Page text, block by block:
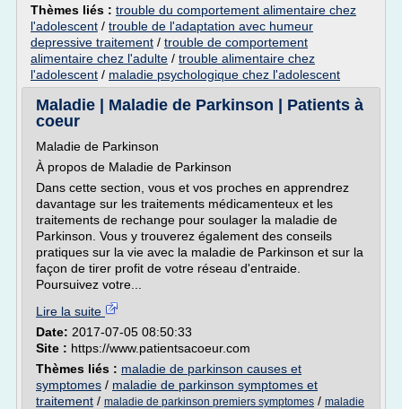
Thèmes liés : trouble du comportement alimentaire chez
l'adolescent / trouble de l'adaptation avec humeur
depressive traitement / trouble de comportement
alimentaire chez l'adulte / trouble alimentaire chez
l'adolescent / maladie psychologique chez l'adolescent
Maladie | Maladie de Parkinson | Patients à
coeur
Maladie de Parkinson
À propos de Maladie de Parkinson
Dans cette section, vous et vos proches en apprendrez
davantage sur les traitements médicamenteux et les
traitements de rechange pour soulager la maladie de
Parkinson. Vous y trouverez également des conseils
pratiques sur la vie avec la maladie de Parkinson et sur la
façon de tirer profit de votre réseau d'entraide.
Poursuivez votre...
Lire la suite
Date: 2017-07-05 08:50:33
Site : https://www.patientsacoeur.com
Thèmes liés : maladie de parkinson causes et
symptomes / maladie de parkinson symptomes et
traitement / maladie de parkinson premiers symptomes / maladie